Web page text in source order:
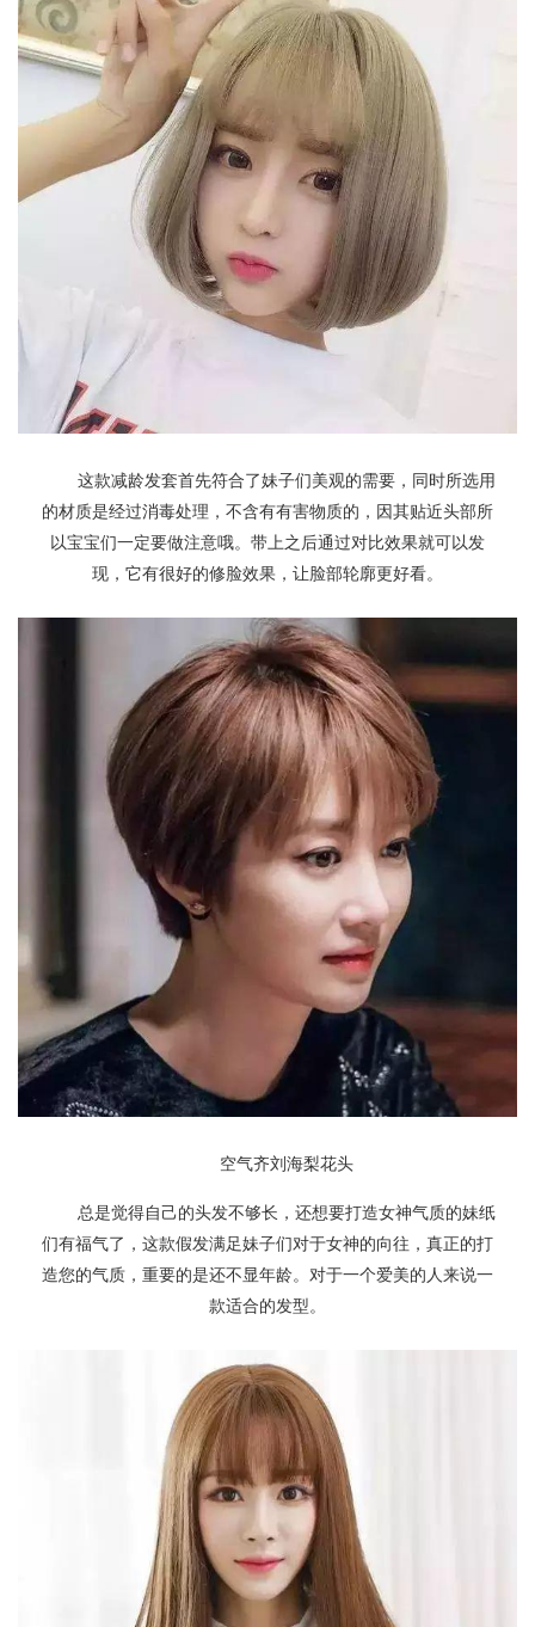
这款减龄发套首先符合了妹子们美观的需要，同时所选用
的材质是经过消毒处理，不含有有害物质的，因其贴近头部所
以宝宝们一定要做注意哦。带上之后通过对比效果就可以发
现，它有很好的修脸效果，让脸部轮廓更好看。
空气齐刘海梨花头
总是觉得自己的头发不够长，还想要打造女神气质的妹纸
们有福气了，这款假发满足妹子们对于女神的向往，真正的打
造您的气质，重要的是还不显年龄。对于一个爱美的人来说一
款适合的发型。